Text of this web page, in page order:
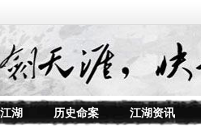
湖 历史命案 江湖资讯